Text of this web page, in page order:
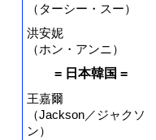
（ターシー・スー）
洪安妮
（ホン・アンニ）
= 日本韓国 =
王嘉爾
（Jackson／ジャクソ
ン）